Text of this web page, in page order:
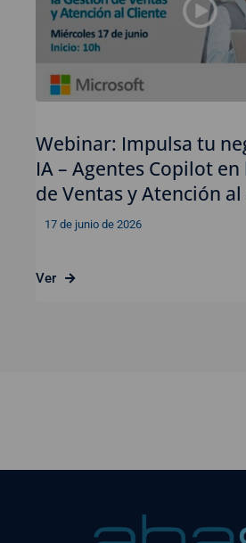
Webinar: Impulsa tu
IA – Agentes Copilot
de Ventas y Atención
17 de junio de 2026
Ver